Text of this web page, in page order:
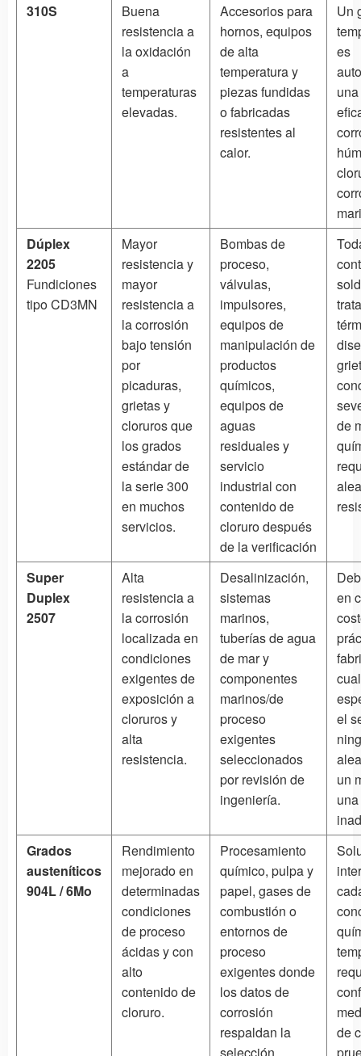
310S
Buena
resistencia a
la oxidación
a
temperaturas
elevadas.
Accesorios para
hornos, equipos
de alta
temperatura y
piezas fundidas
o fabricadas
resistentes al
calor.
Un
es
Dúplex
2205
Fundiciones
tipo CD3MN
Mayor
resistencia y
mayor
resistencia a
la corrosión
bajo tensión
por
picaduras,
grietas y
cloruros que
los grados
estándar de
la serie 300
en muchos
servicios.
Bombas de
proceso,
válvulas,
impulsores,
equipos de
manipulación de
productos
químicos,
equipos de
aguas
residuales y
servicio
industrial con
contenido de
cloruro después
de la verificación
de
Super
Duplex
2507
Alta
resistencia a
la corrosión
localizada en
condiciones
exigentes de
exposición a
cloruros y
alta
resistencia.
Desalinización,
sistemas
marinos,
tuberías de agua
de mar y
componentes
marinos/de
proceso
exigentes
seleccionados
por revisión de
ingeniería.
en
el
un
Grados
austeníticos
904L / 6Mo
Rendimiento
mejorado en
determinadas
condiciones
de proceso
ácidas y con
alto
contenido de
cloruro.
Procesamiento
químico, pulpa y
papel, gases de
combustión o
entornos de
proceso
exigentes donde
los datos de
corrosión
respaldan la
selección
de